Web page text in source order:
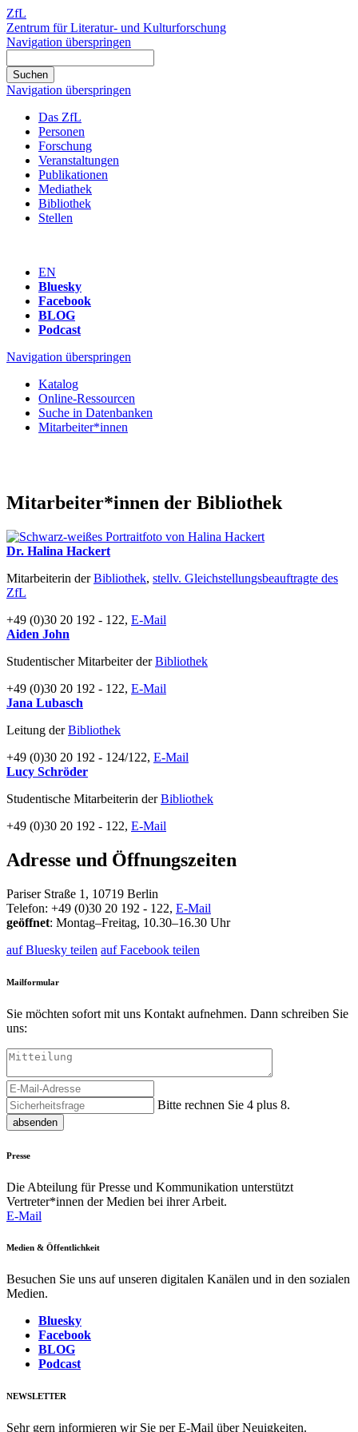
ZfL
Zentrum für Literatur- und Kulturforschung
Navigation überspringen
Navigation überspringen
Das ZfL
Personen
Forschung
Veranstaltungen
Publikationen
Mediathek
Bibliothek
Stellen
EN
Bluesky
Facebook
BLOG
Podcast
Navigation überspringen
Katalog
Online-Ressourcen
Suche in Datenbanken
Mitarbeiter*innen
Mitarbeiter*innen der Bibliothek
Dr. Halina Hackert
Mitarbeiterin derBibliothek, stellv. Gleichstellungsbeauftragte des
ZfL
+49 (0)30 20 192 - 122, E-Mail
Aiden John
Studentischer Mitarbeiter derBibliothek
+49 (0)30 20 192 - 122, E-Mail
Jana Lubasch
Leitung derBibliothek
+49 (0)30 20 192 - 124/122, E-Mail
Lucy Schröder
Studentische Mitarbeiterin derBibliothek
+49 (0)30 20 192 - 122, E-Mail
Adresse und Öffnungszeiten
Pariser Straße 1, 10719 Berlin
Telefon: +49 (0)30 20 192 - 122, E-Mail
geöffnet: Montag–Freitag, 10.30–16.30 Uhr
auf Bluesky teilen auf Facebook teilen
Mailformular
Sie möchten sofort mit uns Kontakt aufnehmen. Dann schreiben Sie
uns:
Bitte rechnen Sie 4 plus 8.
absenden
Presse
Die Abteilung für Presse und Kommunikation unterstützt
Vertreter*innen der Medien bei ihrer Arbeit.
E-Mail
Medien & Öffentlichkeit
Besuchen Sie uns auf unseren digitalen Kanälen und in den sozialen
Medien.
Bluesky
Facebook
BLOG
Podcast
NEWSLETTER
Sehr gern informieren wir Sie per E-Mail über Neuigkeiten.